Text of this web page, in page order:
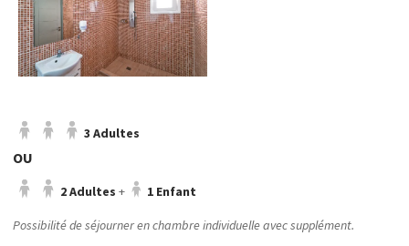
3 Adultes
OU
2 Adultes + 1 Enfant
Possibilité de séjourner en chambre individuelle avec supplément.